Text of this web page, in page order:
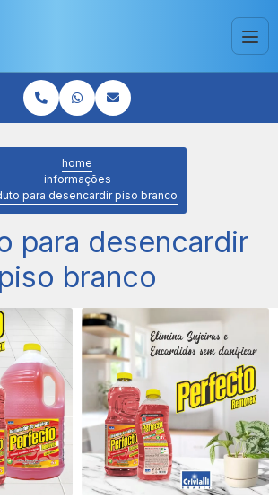
home
informações
para desencardir piso branco
para desencardir
piso branco